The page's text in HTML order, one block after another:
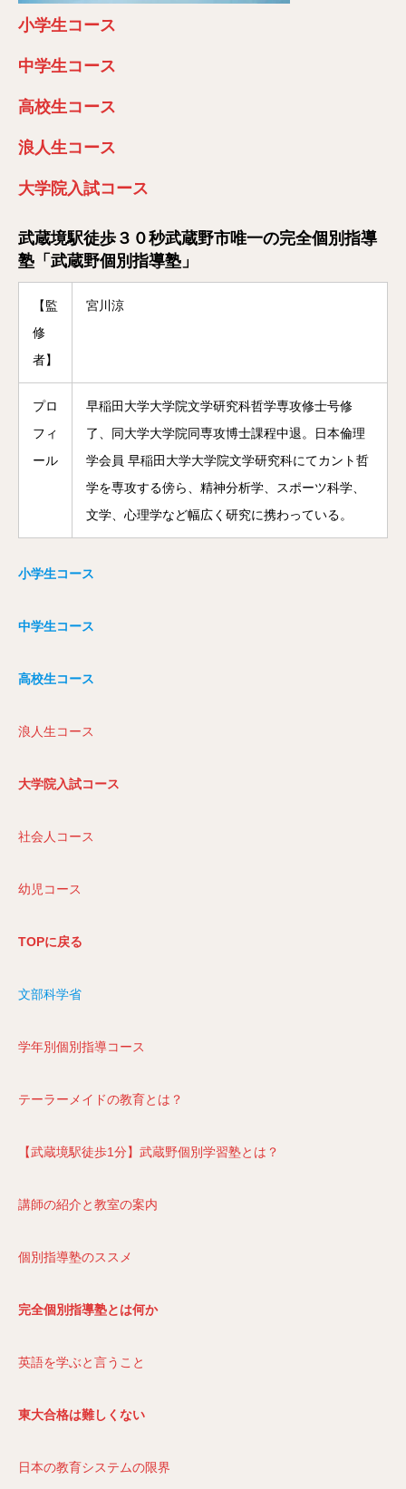
小学生コース
中学生コース
高校生コース
浪人生コース
大学院入試コース
武蔵境駅徒歩３０秒武蔵野市唯一の完全個別指導
塾「武蔵野個別指導塾」
【監
修
者】
宮川涼
プロ
フィ
ール
早稲田大学大学院文学研究科哲学専攻修士号修
了、同大学大学院同専攻博士課程中退。日本倫理
学会員 早稲田大学大学院文学研究科にてカント哲
学を専攻する傍ら、精神分析学、スポーツ科学、
文学、心理学など幅広く研究に携わっている。
小学生コース
中学生コース
高校生コース
浪人生コース
大学院入試コース
社会人コース
幼児コース
TOPに戻る
文部科学省
学年別個別指導コース
テーラーメイドの教育とは？
【武蔵境駅徒歩1分】武蔵野個別学習塾とは？
講師の紹介と教室の案内
個別指導塾のススメ
完全個別指導塾とは何か
英語を学ぶと言うこと
東大合格は難しくない
日本の教育システムの限界